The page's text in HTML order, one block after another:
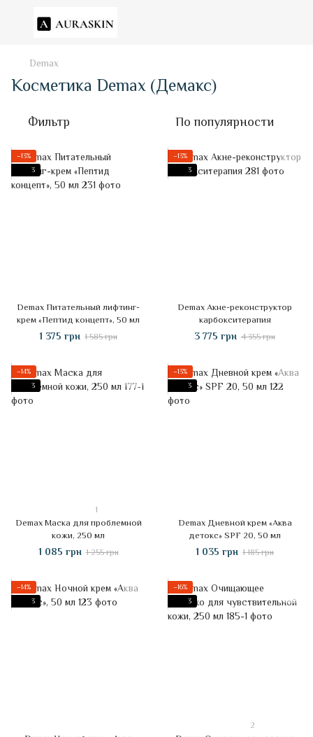
Demax
Косметика Demax (Демакс)
Фильтр По популярности
−13%
3
Demax Питательный лифтинг-
крем «Пептид концепт», 50 мл
1 375 грн 1 585 грн
−13%
3
Demax Акне-реконструктор
карбокситерапия
3 775 грн 4 355 грн
−14%
3
1
Demax Маска для проблемной
кожи, 250 мл
1 085 грн 1 255 грн
−13%
3
Demax Дневной крем «Аква
детокс» SPF 20, 50 мл
1 035 грн 1 185 грн
−14%
3
−16%
3
2